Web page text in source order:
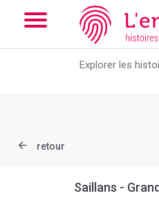
Array ( [slug] => document [ref]
Add the new slick-theme.css if
retour
Saillans -